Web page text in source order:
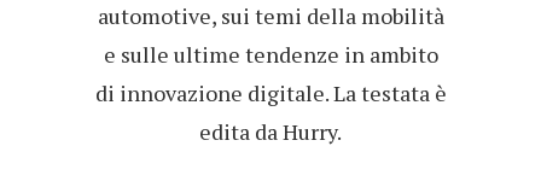
automotive, sui temi della mobilità
e sulle ultime tendenze in ambito
di innovazione digitale. La testata è
edita da Hurry.